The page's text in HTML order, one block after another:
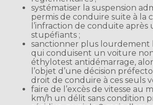
systématiser la suspension
permis de conduire suite à la
l’infraction de conduite après
stupéfiants ;
sanctionner plus lourdement
qui conduisent un voiture
éthylotest antidémarrage,
l’objet d’une décision
droit de conduire à ces seuls
faire de l’excès de vitesse au
km/h un délit sans condition